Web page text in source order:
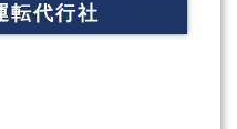
転代行社